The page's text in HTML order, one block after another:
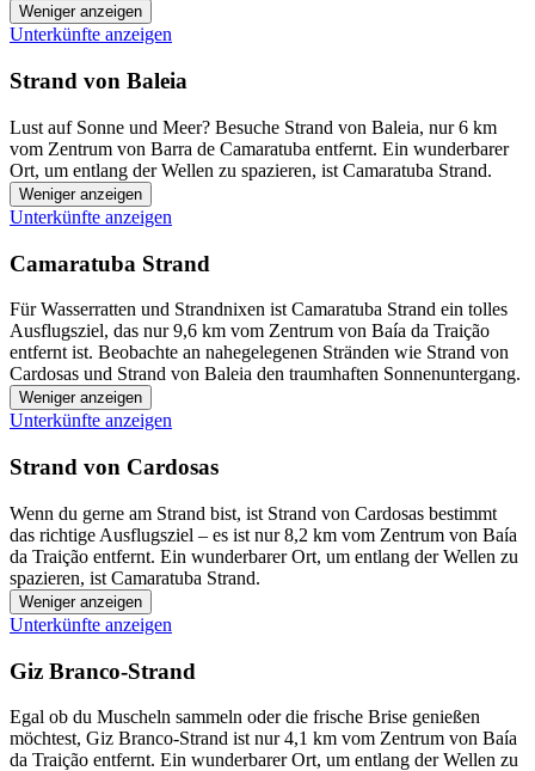
Weniger anzeigen
Unterkünfte anzeigen
Strand von Baleia
Lust auf Sonne und Meer? Besuche Strand von Baleia, nur 6 km
vom Zentrum von Barra de Camaratuba entfernt. Ein wunderbarer
Ort, um entlang der Wellen zu spazieren, ist Camaratuba Strand.
Weniger anzeigen
Unterkünfte anzeigen
Camaratuba Strand
Für Wasserratten und Strandnixen ist Camaratuba Strand ein tolles
Ausflugsziel, das nur 9,6 km vom Zentrum von Baía da Traição
entfernt ist. Beobachte an nahegelegenen Stränden wie Strand von
Cardosas und Strand von Baleia den traumhaften Sonnenuntergang.
Weniger anzeigen
Unterkünfte anzeigen
Strand von Cardosas
Wenn du gerne am Strand bist, ist Strand von Cardosas bestimmt
das richtige Ausflugsziel – es ist nur 8,2 km vom Zentrum von Baía
da Traição entfernt. Ein wunderbarer Ort, um entlang der Wellen zu
spazieren, ist Camaratuba Strand.
Weniger anzeigen
Unterkünfte anzeigen
Giz Branco-Strand
Egal ob du Muscheln sammeln oder die frische Brise genießen
möchtest, Giz Branco-Strand ist nur 4,1 km vom Zentrum von Baía
da Traição entfernt. Ein wunderbarer Ort, um entlang der Wellen zu